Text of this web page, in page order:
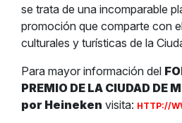
se trata de una incomparable
promoción que comparte con
culturales y turísticas de la
Para mayor información del
PREMIO DE LA CIUDAD DE
por Heineken visita: HTTP://